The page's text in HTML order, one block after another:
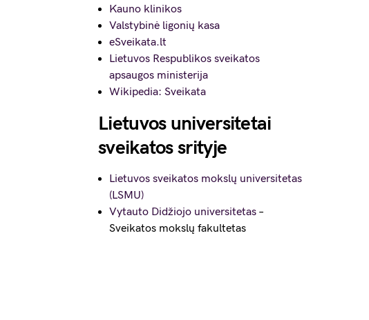
Kauno klinikos
Valstybinė ligonių kasa
eSveikata.lt
Lietuvos Respublikos sveikatos
apsaugos ministerija
Wikipedia: Sveikata
Lietuvos universitetai
sveikatos srityje
Lietuvos sveikatos mokslų universitetas
(LSMU)
Vytauto Didžiojo universitetas –
Sveikatos mokslų fakultetas